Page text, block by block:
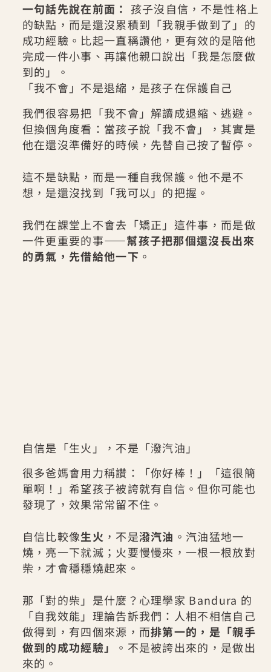
一句話先說在前面： 孩子沒自信，不是性格上
的缺點，而是還沒累積到「我親手做到了」的
成功經驗。比起一直稱讚他，更有效的是陪他
完成一件小事、再讓他親口說出「我是怎麼做
到的」。
「我不會」不是退縮，是孩子在保護自己
我們很容易把「我不會」解讀成退縮、逃避。
但換個角度看：當孩子說「我不會」，其實是
他在還沒準備好的時候，先替自己按了暫停。
這不是缺點，而是一種自我保護。他不是不
想，是還沒找到「我可以」的把握。
我們在課堂上不會去「矯正」這件事，而是做
一件更重要的事——幫孩子把那個還沒長出來
的勇氣，先借給他一下 。
自信是「生火」，不是「潑汽油」
很多爸媽會用力稱讚：「你好棒！」「這很簡
單啊！」希望孩子被誇就有自信。但你可能也
發現了，效果常常留不住。
自信比較像生火 ，不是潑汽油 。汽油猛地一
燒，亮一下就滅；火要慢慢來，一根一根放對
柴，才會穩穩燒起來。
那「對的柴」是什麼？心理學家 Bandura 的
「自我效能」理論告訴我們：人相不相信自己
做得到，有四個來源，而排第一的，是「親手
做到的成功經驗」
。不是被誇出來的，是做出
來的。